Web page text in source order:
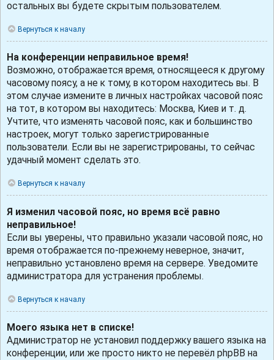
остальных вы будете скрытым пользователем.
Вернуться к началу
На конференции неправильное время!
Возможно, отображается время, относящееся к другому
часовому поясу, а не к тому, в котором находитесь вы. В
этом случае измените в личных настройках часовой пояс
на тот, в котором вы находитесь: Москва, Киев и т. д.
Учтите, что изменять часовой пояс, как и большинство
настроек, могут только зарегистрированные
пользователи. Если вы не зарегистрированы, то сейчас
удачный момент сделать это.
Вернуться к началу
Я изменил часовой пояс, но время всё равно
неправильное!
Если вы уверены, что правильно указали часовой пояс, но
время отображается по-прежнему неверное, значит,
неправильно установлено время на сервере. Уведомите
администратора для устранения проблемы.
Вернуться к началу
Моего языка нет в списке!
Администратор не установил поддержку вашего языка на
конференции, или же просто никто не перевёл phpBB на